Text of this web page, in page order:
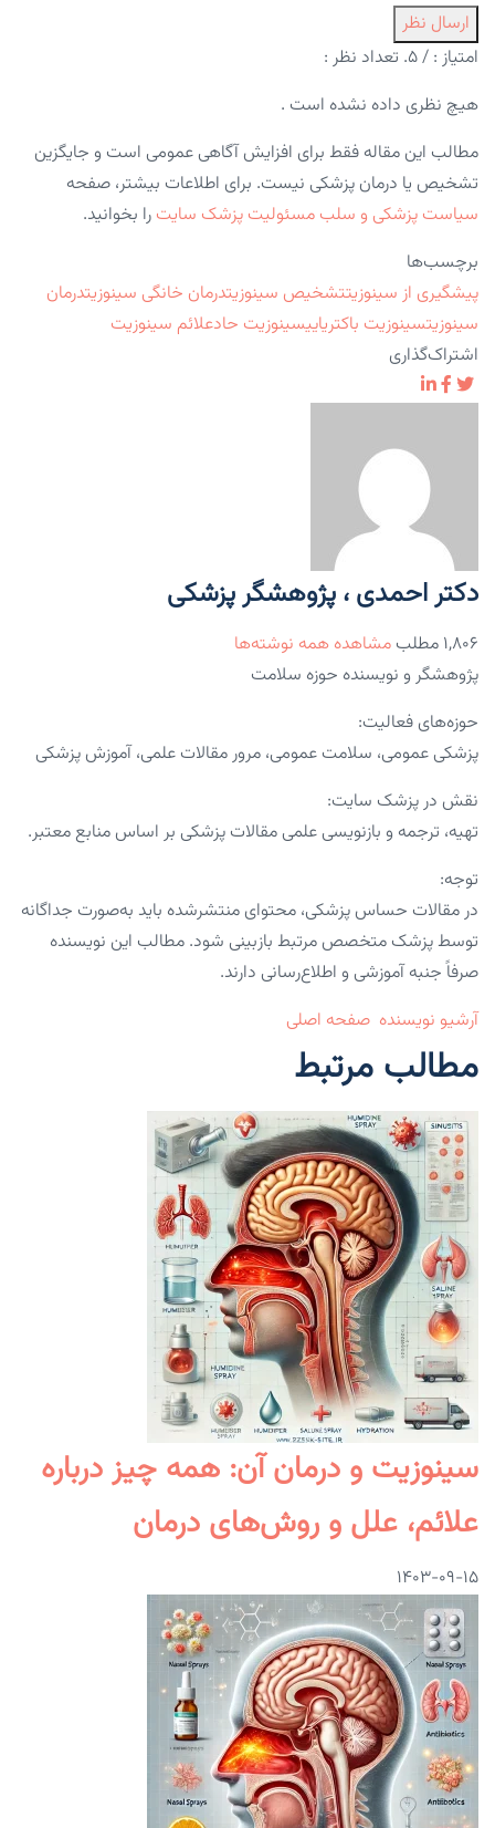
ارسال نظر
امتیاز : / ۵. تعداد نظر :
هیچ نظری داده نشده است .
مطالب این مقاله فقط برای افزایش آگاهی عمومی است و جایگزین
تشخیص یا درمان پزشکی نیست. برای اطلاعات بیشتر، صفحه
سیاست پزشکی و سلب مسئولیت پزشک سایت را بخوانید.
برچسب‌ها
پیشگیری از سینوزیتتشخیص سینوزیتدرمان خانگی سینوزیتدرمان
سینوزیتسینوزیت باکتریاییسینوزیت حادعلائم سینوزیت
اشتراک‌گذاری
دکتر احمدی ، پژوهشگر پزشکی
۱,۸۰۶ مطلب
مشاهده همه نوشته‌ها
پژوهشگر و نویسنده حوزه سلامت
حوزه‌های فعالیت:
پزشکی عمومی، سلامت عمومی، مرور مقالات علمی، آموزش پزشکی
نقش در پزشک سایت:
تهیه، ترجمه و بازنویسی علمی مقالات پزشکی بر اساس منابع معتبر.
توجه:
در مقالات حساس پزشکی، محتوای منتشرشده باید به‌صورت جداگانه
توسط پزشک متخصص مرتبط بازبینی شود. مطالب این نویسنده
صرفاً جنبه آموزشی و اطلاع‌رسانی دارند.
آرشیو نویسنده صفحه اصلی
مطالب مرتبط
سینوزیت و درمان آن: همه چیز درباره
علائم، علل و روش‌های درمان
۱۴۰۳-۰۹-۱۵